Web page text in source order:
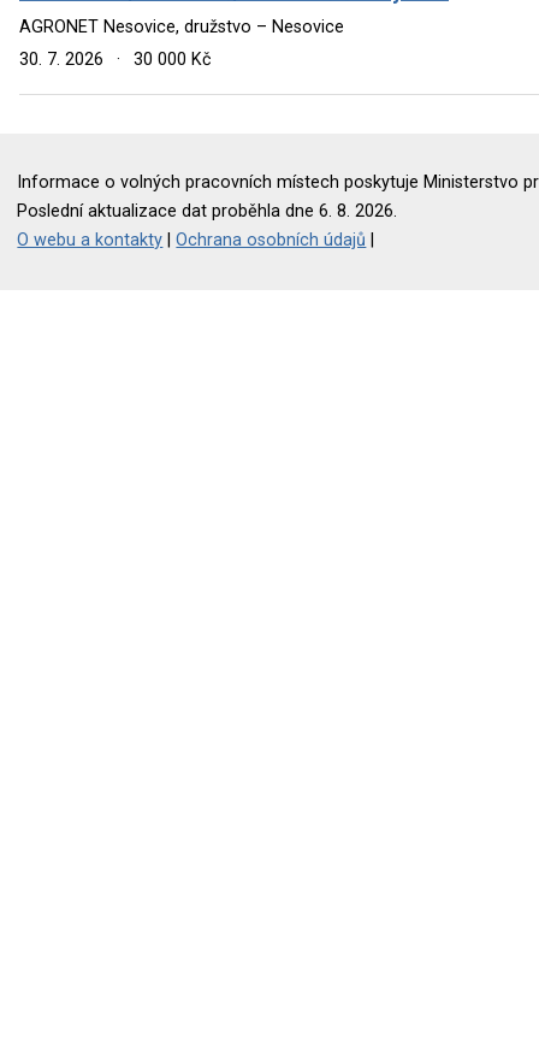
AGRONET Nesovice, družstvo – Nesovice
30. 7. 2026
· 30 000 Kč
Informace o volných pracovních místech poskytuje Ministerstvo
Poslední aktualizace dat proběhla dne 6. 8. 2026.
O webu a kontakty |Ochrana osobních údajů